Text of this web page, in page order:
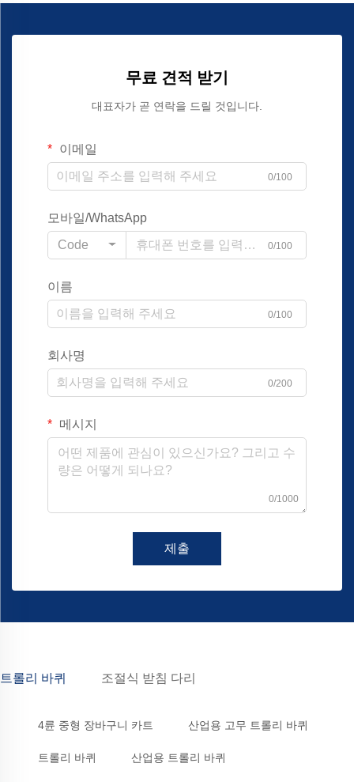
무료 견적 받기
대표자가 곧 연락을 드릴 것입니다.
이메일
0/100
모바일/WhatsApp
Code
0/100
이름
0/100
회사명
0/200
메시지
0/1000
제출
트롤리 바퀴 조절식 받침 다리
4륜 중형 장바구니 카트 산업용 고무 트롤리 바퀴
트롤리 바퀴 산업용 트롤리 바퀴